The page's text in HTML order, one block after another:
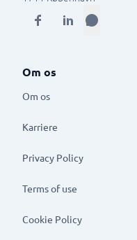
Om os
Om os
Karriere
Privacy Policy
Terms of use
Cookie Policy